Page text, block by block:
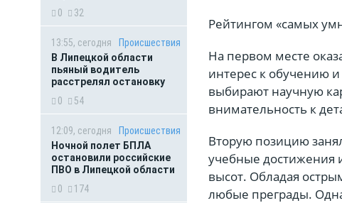
0
32
13:55, сегодня
Происшествия
В Липецкой области
пьяный водитель
расстрелял остановку
0
54
12:09, сегодня
Происшествия
Ночной полет БПЛА
остановили российские
ПВО в Липецкой области
0
174
Рейтингом «самых
На первом месте
интерес к обучению
выбирают научную
внимательность к
Вторую позицию
учебные достижения
высот. Обладая
любые преграды.